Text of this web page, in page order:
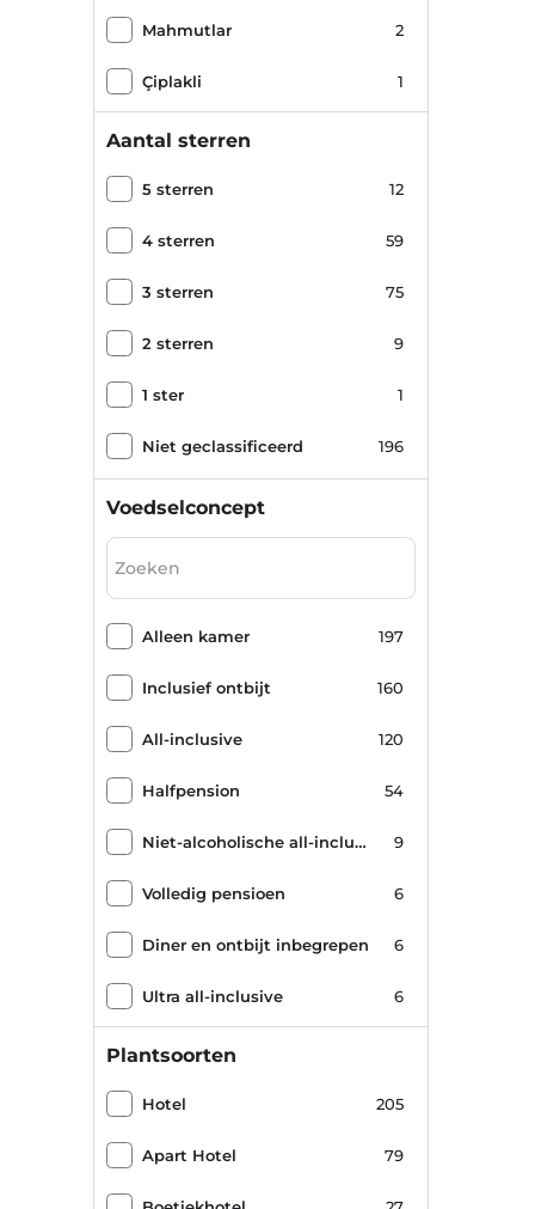
Mahmutlar 2
Çiplakli 1
Okurcalar
Türkler 1
Side 1
Kargıcak 1
Alanya Kalesi 1
Aantal sterren
5 sterren 12
4 sterren 59
3 sterren 75
2 sterren 9
1 ster 1
Niet geclassificeerd 196
Voedselconcept
Alleen kamer 197
Inclusief ontbijt 160
All-inclusive 120
Halfpension 54
Niet-alcoholische all-inclusive 9
Volledig pensioen 6
Diner en ontbijt inbegrepen 6
Ultra all-inclusive 6
Geïsoleerde Bed & Breakfast
Alleen geïsoleerde kamer 3
Geïsoleerd all-inclusive 2
Gezinsabonnement 1
Plantsoorten
Hotel 205
Apart Hotel 79